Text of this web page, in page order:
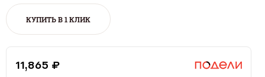
КУПИТЬ В 1 КЛИК
11,865 ₽